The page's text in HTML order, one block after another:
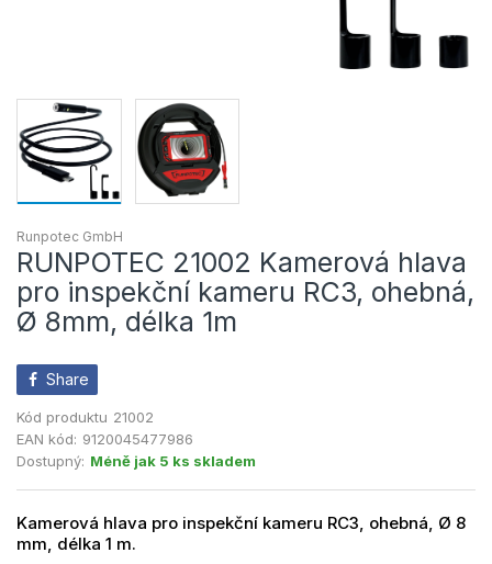
Runpotec GmbH
RUNPOTEC 21002 Kamerová hlava
pro inspekční kameru RC3, ohebná,
Ø 8mm, délka 1m
Share
Kód produktu 21002
EAN kód: 9120045477986
Dostupný: Méně jak 5 ks skladem
Kamerová hlava pro inspekční kameru RC3, ohebná, Ø 8
mm, délka 1 m.